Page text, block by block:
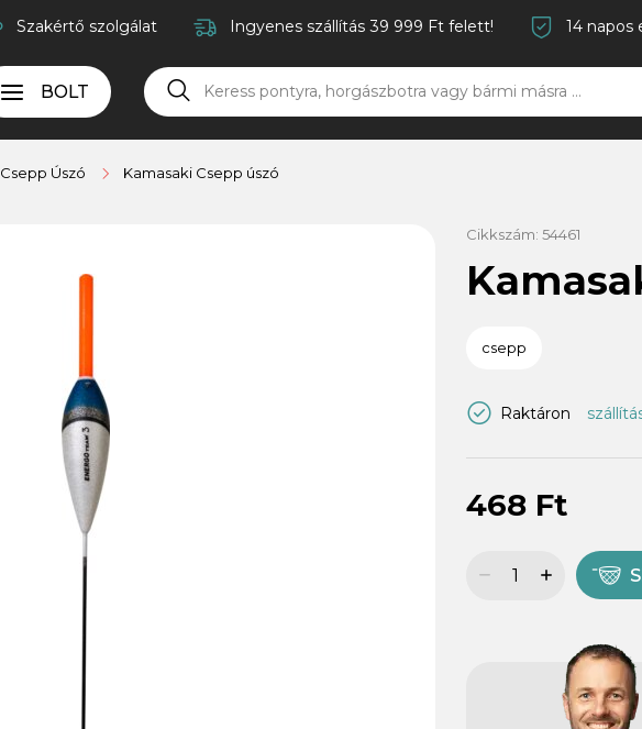
Szakértő szolgálat Ingyenes szállítás 39 999 Ft felett! 14 napos
BOLT
Csepp Úszó Kamasaki Csepp úszó
Cikkszám: 54461
csepp
Raktáron
468 Ft